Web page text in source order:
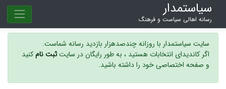
سیاستمدار
رسانه اهالی سیاست و فرهنگ
سایت سیاستمدار با روزانه چندصدهزار بازدید رسانه شماست.
اگر کاندیدای انتخابات هستید ، به طور رایگان در سایتثبت نامکنید
و صفحه اختصاصی خود را داشته باشید.